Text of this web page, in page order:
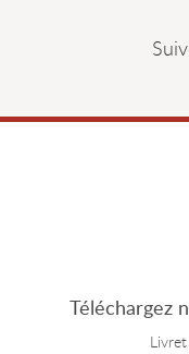
Téléchargez